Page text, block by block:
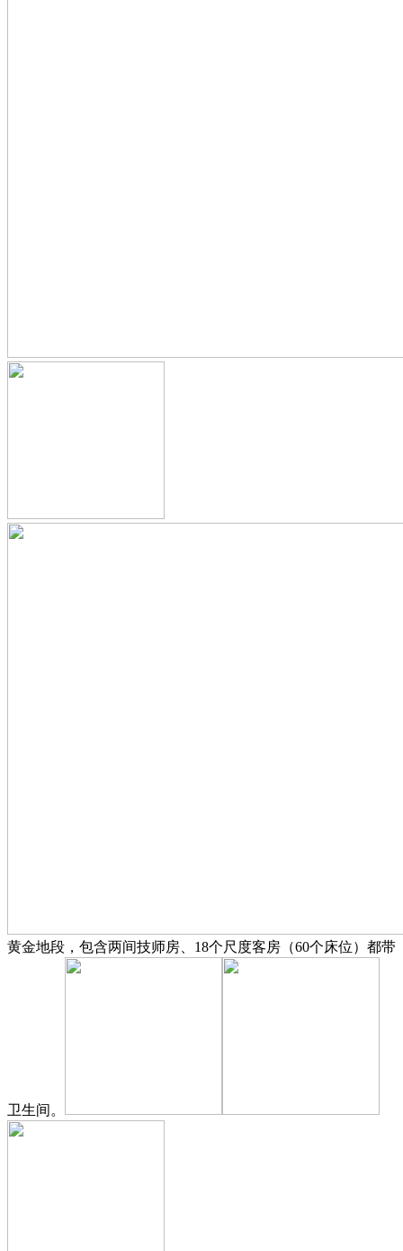
黄金地段，包含两间技师房、18个尺度客房（60个床位）都带
卫生间。